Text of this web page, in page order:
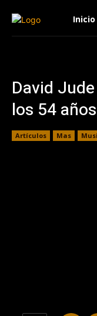
Inicio
David
los 54 años
Artículos Mas